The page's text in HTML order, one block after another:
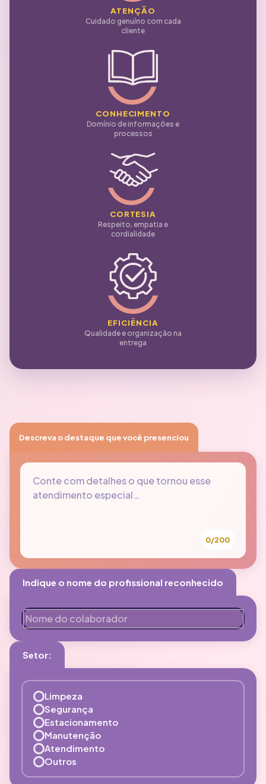
ATENÇÃO
Cuidado genuíno com cada
cliente
CONHECIMENTO
Domínio de informações e
processos
CORTESIA
Respeito, empatia e
cordialidade
EFICIÊNCIA
Qualidade e organização na
entrega
Descreva o destaque que você presenciou
0/200
Indique o nome do profissional reconhecido
Setor:
Limpeza
Segurança
Estacionamento
Manutenção
Atendimento
Outros